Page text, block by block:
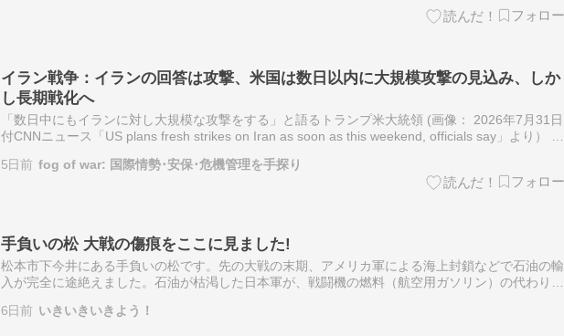
イラン戦争：イランの回答は攻撃、米国は数日以内に大規模攻撃の見込み、しか
し長期戦化へ
「数日中にもイランに対し大規模な攻撃をする」と語るトランプ米大統領 (画像： 2026年7月31日
付CNNニュース「US plans fresh strikes on Iran as soon as this weekend, officials say」より） イ
5日前 fog of war: 国際情勢･安保･危機管理を手探り
手負いの松 大戦の傷痕をここに見ました!
松本市下今井にある手負いの松です。先の大戦の末期、アメリカ軍による海上封鎖などで石油の輸
入が完全に途絶えました。石油が枯渇した日本軍が、戦闘機の燃料（航空用ガソリン）の代わりと
万人が労働力とし…
6日前 いきいきいきよう！